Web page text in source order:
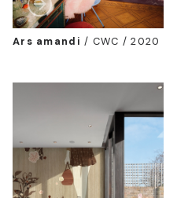
Ars amandi / CWC / 2020